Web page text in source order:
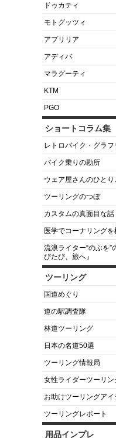
ドゥカティ
モトグッツィ
アプリリア
アディバ
マラグーティ
KTM
PGO
ショートコラム集
レトロバイク・グラフ
バイク乗りの勘所
ウェア屋さんのひとり
ツーリングのつぼ
カスタムの真面目な話
医学でコーナリング
流浪ライター“のぶを”
びたび、旅へ』
ツーリング
国道めぐり
道の駅調査隊
林道ツーリング
日本の名道50選
ツーリング情報局
女性ライダーツーリン
お助けツーリングアイ
ツーリングレポート
用品インプレ